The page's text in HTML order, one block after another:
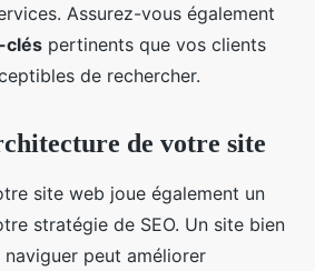
Assurez-vous également
clés pertinents que vos clients
de rechercher.
de votre site
site web joue également un
stratégie de SEO. Un site bien
peut améliorer